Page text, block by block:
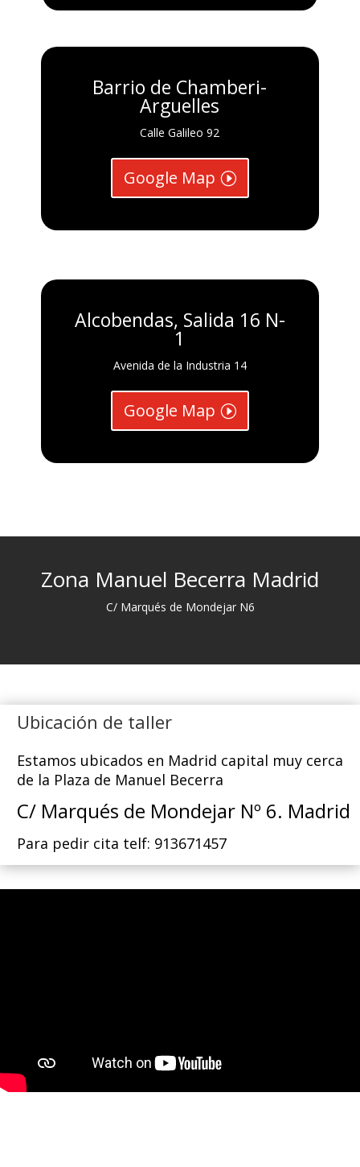
Barrio de Chamberi-
Arguelles
Calle Galileo 92
Google Map
Alcobendas, Salida 16 N-
1
Avenida de la Industria 14
Google Map
Zona Manuel Becerra Madrid
C/ Marqués de Mondejar N6
Ubicación de taller
Estamos ubicados en Madrid capital muy cerca
de la Plaza de Manuel Becerra
C/ Marqués de Mondejar Nº 6. Madrid
Para pedir cita telf: 913671457